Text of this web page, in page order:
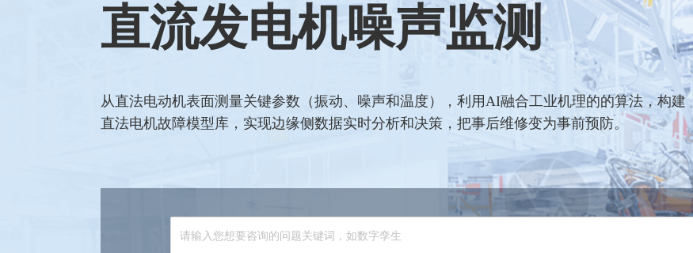
直流发电机噪声监测
从直法电动机表面测量关键参数（振动、噪声和温度），利用AI融合工业机理的的算法，构建
直法电机故障模型库，实现边缘侧数据实时分析和决策，把事后维修变为事前预防。